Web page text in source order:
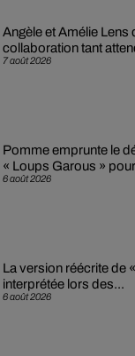
7 août 2026
Angèle et Amélie Lens
collaboration tant
6 août 2026
Pomme emprunte le
« Loups Garous »
6 août 2026
La version réécrite de
interprétée lors des...